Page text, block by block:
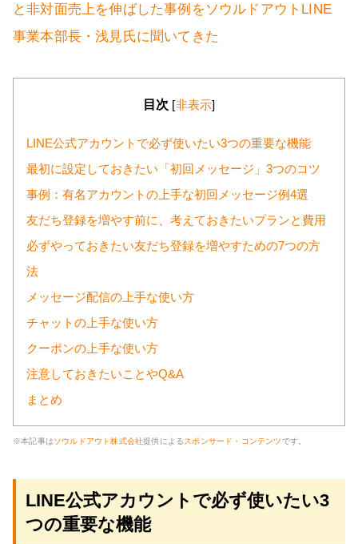
と非対面売上を伸ばした事例をソウルドアウトLINE
事業本部長・浅見氏に聞いてきた
目次 [非表示]
LINE公式アカウントで必ず使いたい3つの重要な機能
最初に設定しておきたい「初回メッセージ」3つのコツ
事例：有名アカウントの上手な初回メッセージ例4選
友だち登録を増やす前に、考えておきたいプランと費用
必ずやっておきたい友だち登録を増やすための7つの方
法
メッセージ配信の上手な使い方
チャットの上手な使い方
クーポンの上手な使い方
注意しておきたいことやQ&A
まとめ
※本記事はソウルドアウト株式会社提供によるスポンサード・コンテンツです。
LINE公式アカウントで必ず使いたい3
つの重要な機能